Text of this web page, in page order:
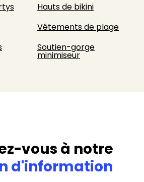
Hauts de bikini
Vêtements de plage
Soutien-gorge
minimiseur
vous à notre
d'information